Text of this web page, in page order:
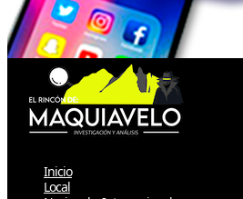
Inicio
Local